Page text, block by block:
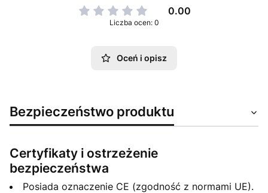
0.00
Liczba ocen: 0
Oceń i opisz
Bezpieczeństwo produktu
Certyfikaty i ostrzeżenie
bezpieczeństwa
Posiada oznaczenie CE (zgodność z normami UE).